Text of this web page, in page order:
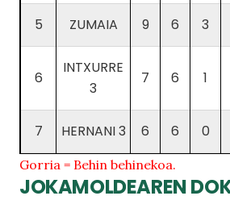
5 ZUMAIA 9 6 3
6
INTXURRE
3
7 6 1
7 HERNANI 3 6 6 0
Gorria = Behin behinekoa.
JOKAMOLDEAREN